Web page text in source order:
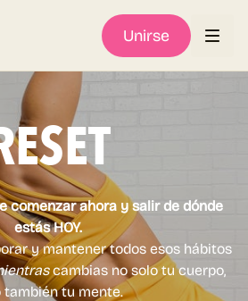
Unirse
comenzar ahora y salir de dónde
estás HOY.
y mantener todos esos hábitos
cambias no solo tu cuerpo,
también tu mente.